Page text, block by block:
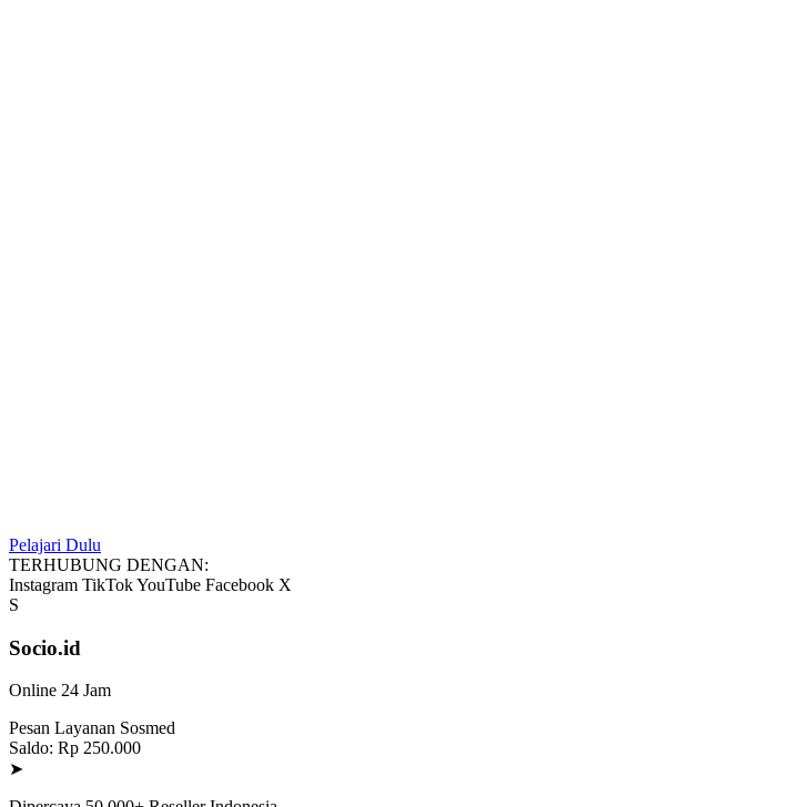
Pelajari Dulu
TERHUBUNG DENGAN:
Instagram TikTokYouTube Facebook X
S
Socio.id
Online 24 Jam
Pesan Layanan Sosmed
Saldo: Rp 250.000
➤